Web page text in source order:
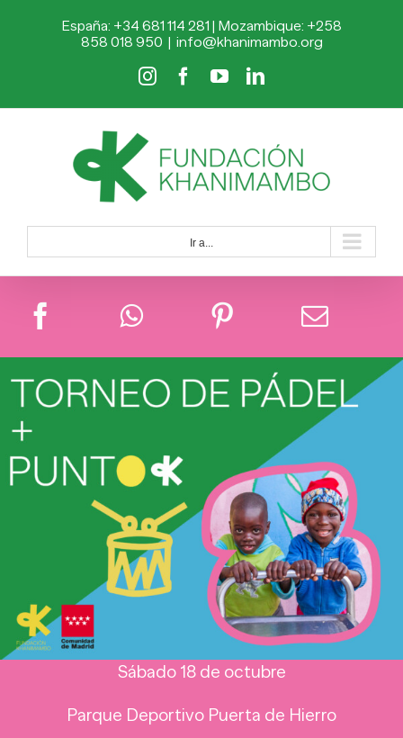
España: +34 681 114 281 | Mozambique: +258
858 018 950 | info@khanimambo.org
InstagramFacebook
YouTubeLinkedIn
Ir a...
Sábado 18 de octubre
Parque Deportivo Puerta de Hierro